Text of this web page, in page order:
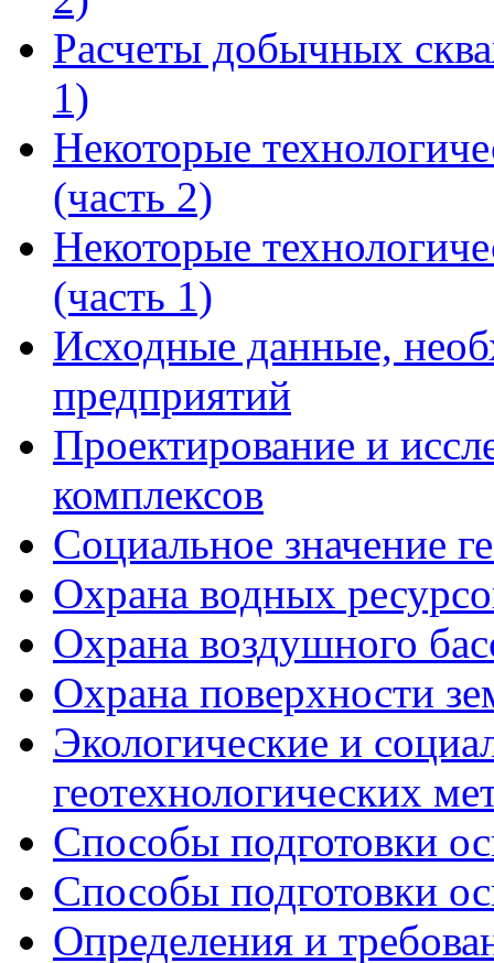
Расчеты добычных
1)
Некоторые
(часть 2)
Некоторые
(часть 1)
Исходные данные,
предприятий
Проектирование и
комплексов
Социальное значение
Охрана водных
Охрана воздушного
Охрана поверхности
Экологические и
геотехнологических
Способы подготовки
Способы подготовки
Определения и